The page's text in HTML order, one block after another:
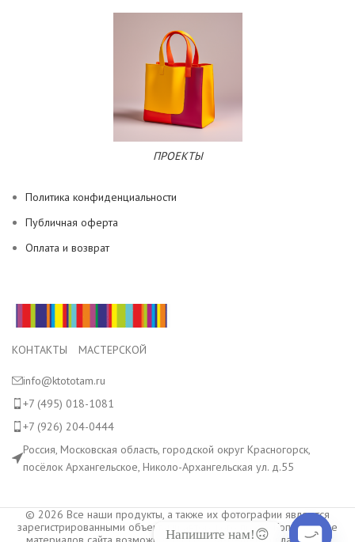
ПРОЕКТЫ
Политика конфиденциальности
Публичная оферта
Оплата и возврат
КОНТАКТЫ МАСТЕРСКОЙ
info@ktototam.ru
+7 (495) 018-1081
+7 (926) 204-0444
Россия, Московская область, городской округ Красногорск,
посёлок Архангельское, Николо-Архангельская ул. д.55
© 2026 Все наши продукты, а также их фотографии являются
зарегистрированными объектами авторского права. Копирование
Напишите нам!🙃